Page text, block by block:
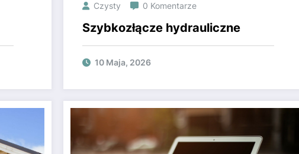
Czysty 0 Komentarze
Szybkozłącze hydrauliczne
10 Maja, 2026